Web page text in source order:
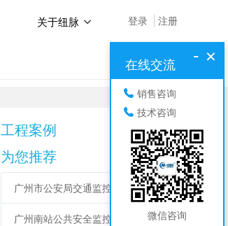
登录 注册
关于纽脉
工程案例
为您推荐
广州市公安局交通监控及电子警察改造项目
广州南站公共安全监控项目
×
-
在线交流
销售咨询
技术咨询
微信咨询